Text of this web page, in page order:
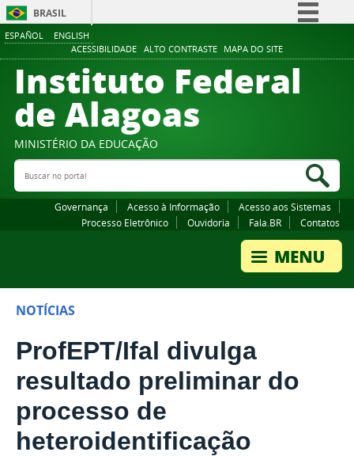
ESPAÑOL ENGLISH
ACESSIBILIDADE ALTO CONTRASTE MAPA DO SITE
BRASIL
Comunica BR
Participe
Canais
Instituto Federal
de Alagoas
MINISTÉRIO DA EDUCAÇÃO
Buscar no portal
Governança Acesso à Informação
Acesso aos Sistemas
Processo Eletrônico
Ouvidoria Fala.BR Contatos
NOTÍCIAS
ProfEPT/Ifal divulga
resultado preliminar do
processo de
heteroidentificação